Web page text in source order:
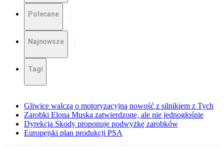
Polecane
Najnowsze
Tagi
Gliwice walczą o motoryzacyjną nowość z silnikiem z Tych
Zarobki Elona Muska zatwierdzone, ale nie jednogłośnie
Dyrekcja Skody proponuje podwyżkę zarobków
Europejski plan produkcji PSA